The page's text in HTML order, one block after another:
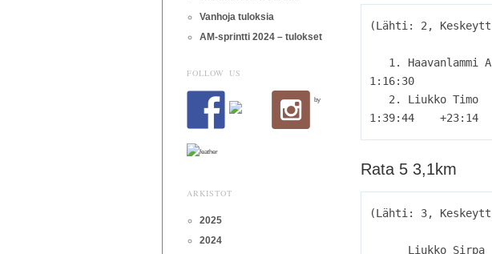
(Lähti: 2,
1:16:30
Rata 5 3,1km
(Lähti: 3,
Vanhoja tuloksia
AM-sprintti 2024 – tulokset
FOLLOW US
by
ARKISTOT
2025
2024